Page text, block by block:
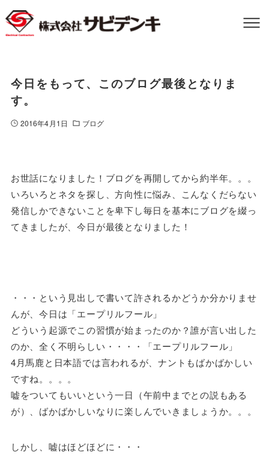
今日をもって、このブログ最後となりま
す。
2016年4月1日 ブログ
お世話になりました！ブログを再開してから約半年。。。
いろいろとネタを探し、方向性に悩み、こんなくだらない
発信しかできないことを卑下し毎日を基本にブログを綴っ
てきましたが、今日が最後となりました！
・・・という見出しで書いて許されるかどうか分かりませ
んが、今日は「エープリルフール」
どういう起源でこの習慣が始まったのか？誰が言い出した
のか、全く不明らしい・・・・「エープリルフール」
4月馬鹿と日本語では言われるが、ナントもばかばかしい
ですね。。。。
嘘をついてもいいという一日（午前中までとの説もある
が）、ばかばかしいなりに楽しんでいきましょうか。。。
しかし、嘘はほどほどに・・・